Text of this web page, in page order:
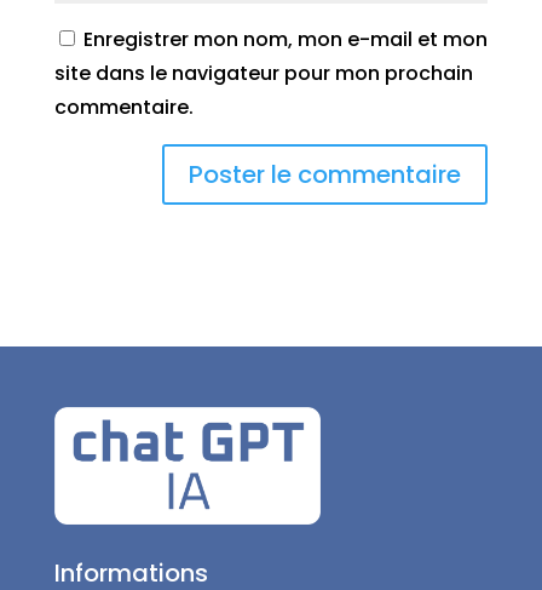
Enregistrer mon nom, mon e-mail et mon
site dans le navigateur pour mon prochain
commentaire.
Informations